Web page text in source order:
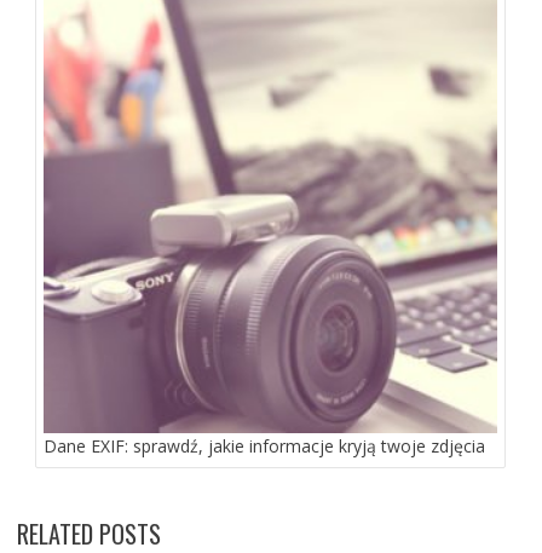
Dane EXIF: sprawdź, jakie informacje kryją twoje zdjęcia
RELATED POSTS